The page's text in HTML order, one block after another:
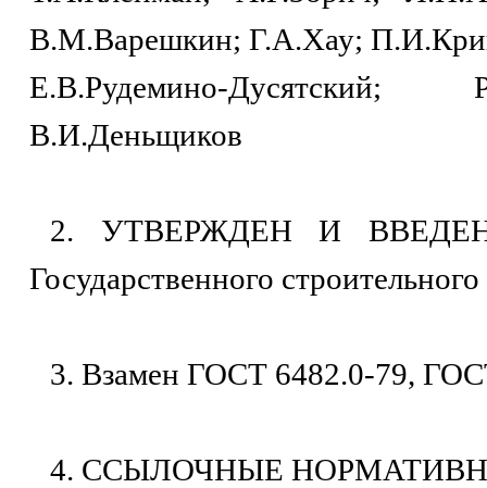
В.М.Варешкин; Г.А.Хау;
Е.В.Рудемино-Дусятский;
В.И.Деньщиков
2. УТВЕРЖДЕН И ВВЕДЕН
Государственного
3. Взамен ГОСТ 6482.0-79,
4. ССЫЛОЧНЫЕ